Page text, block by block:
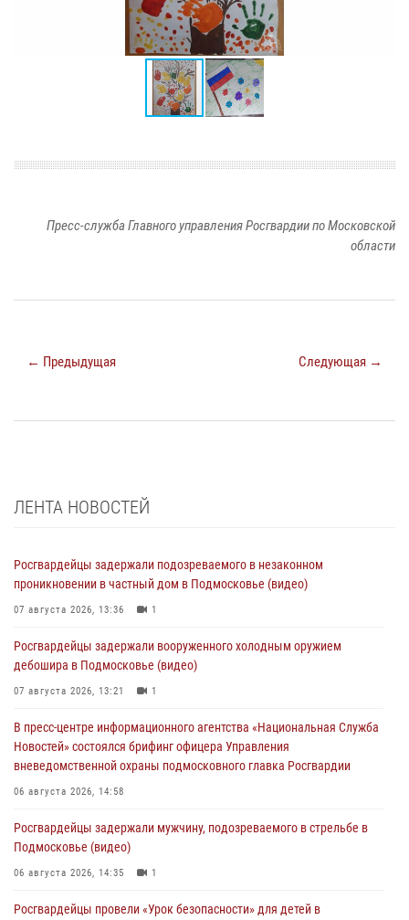
Пресс-служба Главного управления Росгвардии по Московской
области
← Предыдущая Следующая →
ЛЕНТА НОВОСТЕЙ
Росгвардейцы задержали подозреваемого в незаконном
проникновении в частный дом в Подмосковье (видео)
07 августа 2026, 13:36 1
Росгвардейцы задержали вооруженного холодным оружием
дебошира в Подмосковье (видео)
07 августа 2026, 13:21 1
В пресс-центре информационного агентства «Национальная Служба
Новостей» состоялся брифинг офицера Управления
вневедомственной охраны подмосковного главка Росгвардии
06 августа 2026, 14:58
Росгвардейцы задержали мужчину, подозреваемого в стрельбе в
Подмосковье (видео)
06 августа 2026, 14:35 1
Росгвардейцы провели «Урок безопасности» для детей в